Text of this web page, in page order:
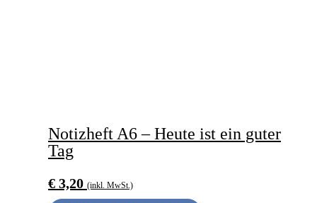
Notizheft A6 – Heute ist ein guter
Tag
€ 3,20 (inkl. MwSt.)